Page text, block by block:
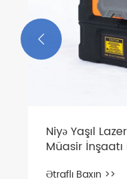
